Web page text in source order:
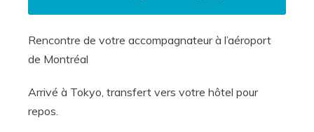
Rencontre de votre accompagnateur à l’aéroport
de Montréal
Arrivé à Tokyo, transfert vers votre hôtel pour
repos.